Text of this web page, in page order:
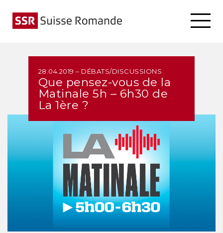
28.04.2019 – DÉBATS/DISCUSSIONS
Que pensez-vous de la
Matinale 5h – 6h30 de
La 1ère ?